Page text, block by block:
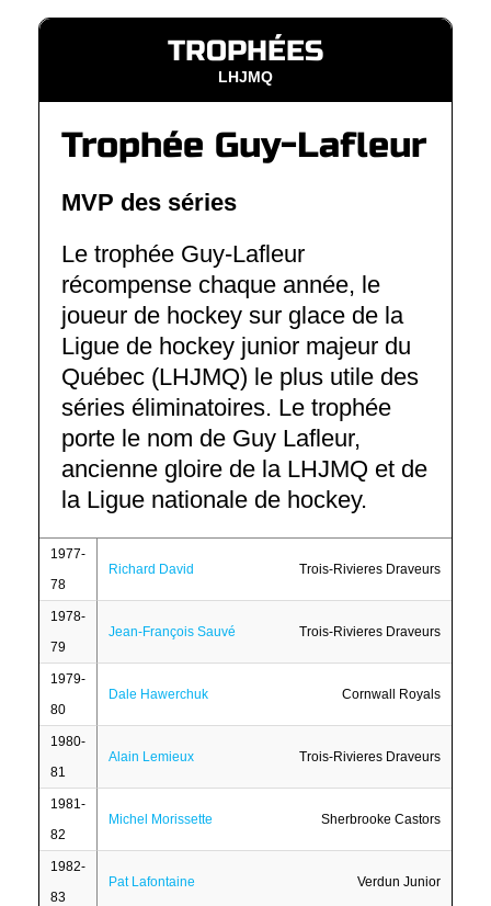
TROPHÉES
LHJMQ
Trophée Guy-Lafleur
MVP des séries
Le trophée Guy-Lafleur
récompense chaque année, le
joueur de hockey sur glace de la
Ligue de hockey junior majeur du
Québec (LHJMQ) le plus utile des
séries éliminatoires. Le trophée
porte le nom de Guy Lafleur,
ancienne gloire de la LHJMQ et de
la Ligue nationale de hockey.
1977-
78
Richard David Trois-Rivieres Draveurs
1978-
79
Jean-François Sauvé Trois-Rivieres Draveurs
1979-
80
Dale Hawerchuk Cornwall Royals
1980-
81
Alain Lemieux Trois-Rivieres Draveurs
1981-
82
Michel Morissette Sherbrooke Castors
1982-
83
Pat Lafontaine Verdun Junior